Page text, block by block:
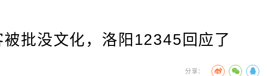
批没文化，洛阳12345回应了
分享：